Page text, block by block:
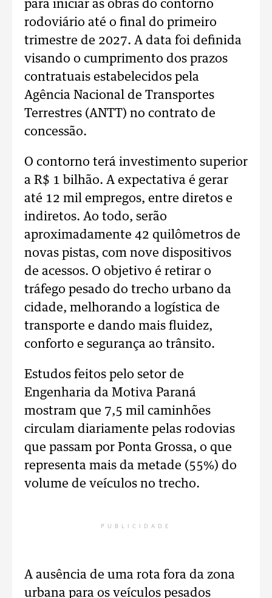
para iniciar as obras do contorno
rodoviário até o final do primeiro
trimestre de 2027. A data foi definida
visando o cumprimento dos prazos
contratuais estabelecidos pela
Agência Nacional de Transportes
Terrestres (ANTT) no contrato de
concessão.
O contorno terá investimento superior
a R$ 1 bilhão. A expectativa é gerar
até 12 mil empregos, entre diretos e
indiretos. Ao todo, serão
aproximadamente 42 quilômetros de
novas pistas, com nove dispositivos
de acessos. O objetivo é retirar o
tráfego pesado do trecho urbano da
cidade, melhorando a logística de
transporte e dando mais fluidez,
conforto e segurança ao trânsito.
Estudos feitos pelo setor de
Engenharia da Motiva Paraná
mostram que 7,5 mil caminhões
circulam diariamente pelas rodovias
que passam por Ponta Grossa, o que
representa mais da metade (55%) do
volume de veículos no trecho.
PUBLICIDADE
A ausência de uma rota fora da zona
urbana para os veículos pesados